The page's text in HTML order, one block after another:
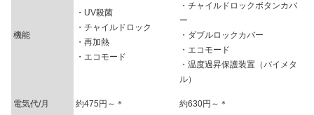
機能
・UV殺菌
・チャイルドロック
・再加熱
・エコモード
・チャイルドロックボタンカバ
ー
・ダブルロックカバー
・エコモード
・温度過昇保護装置（バイメタ
ル）
電気代/月 約475円～＊ 約630円～＊